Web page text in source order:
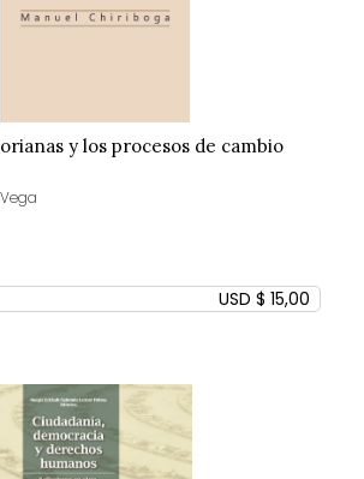
y los procesos de cambio
USD $ 15,00